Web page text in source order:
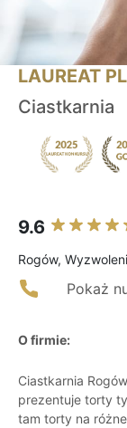
LAUREAT
Ciastkarnia
9.6
Rogów,
Pokaż
O firmie:
Ciastkarnia
prezentuje torty
tam torty na